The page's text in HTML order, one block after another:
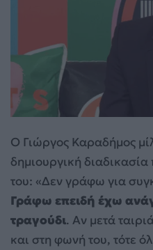
Ο Γιώργος Καραδήμος
δημιουργική
του: «Δεν γράφω για
Γράφω επειδή έχω
τραγούδι. Αν μετά
και στη φωνή του, τότε